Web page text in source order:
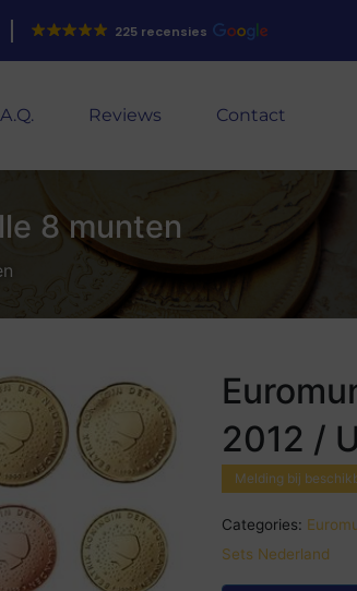
225 recensies
Reviews Contact
8 munten
2012 /
Melding bij
Categories:
Sets Nederland